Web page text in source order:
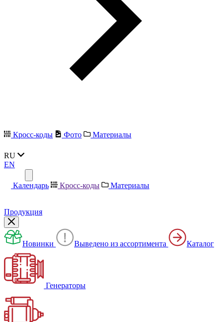
Кросс-коды Фото Материалы
RU
EN
Календарь Кросс-коды Материалы
Продукция
Новинки Выведено из ассортимента Каталог
Генераторы